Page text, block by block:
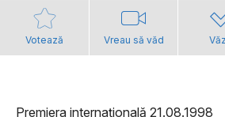
Votează Vreau să văd
Premiera internațională 21.08.1998